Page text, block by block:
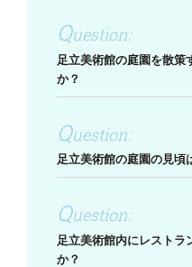
足立美術館の庭園を散策
か？
足立美術館の庭園の見頃
足立美術館内にレストラ
か？